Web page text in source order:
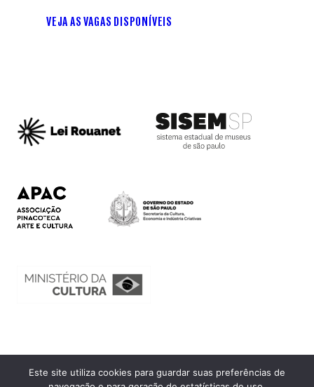
VEJA AS VAGAS DISPONÍVEIS
Ouvidoria
Este site utiliza cookies para guardar suas preferências de